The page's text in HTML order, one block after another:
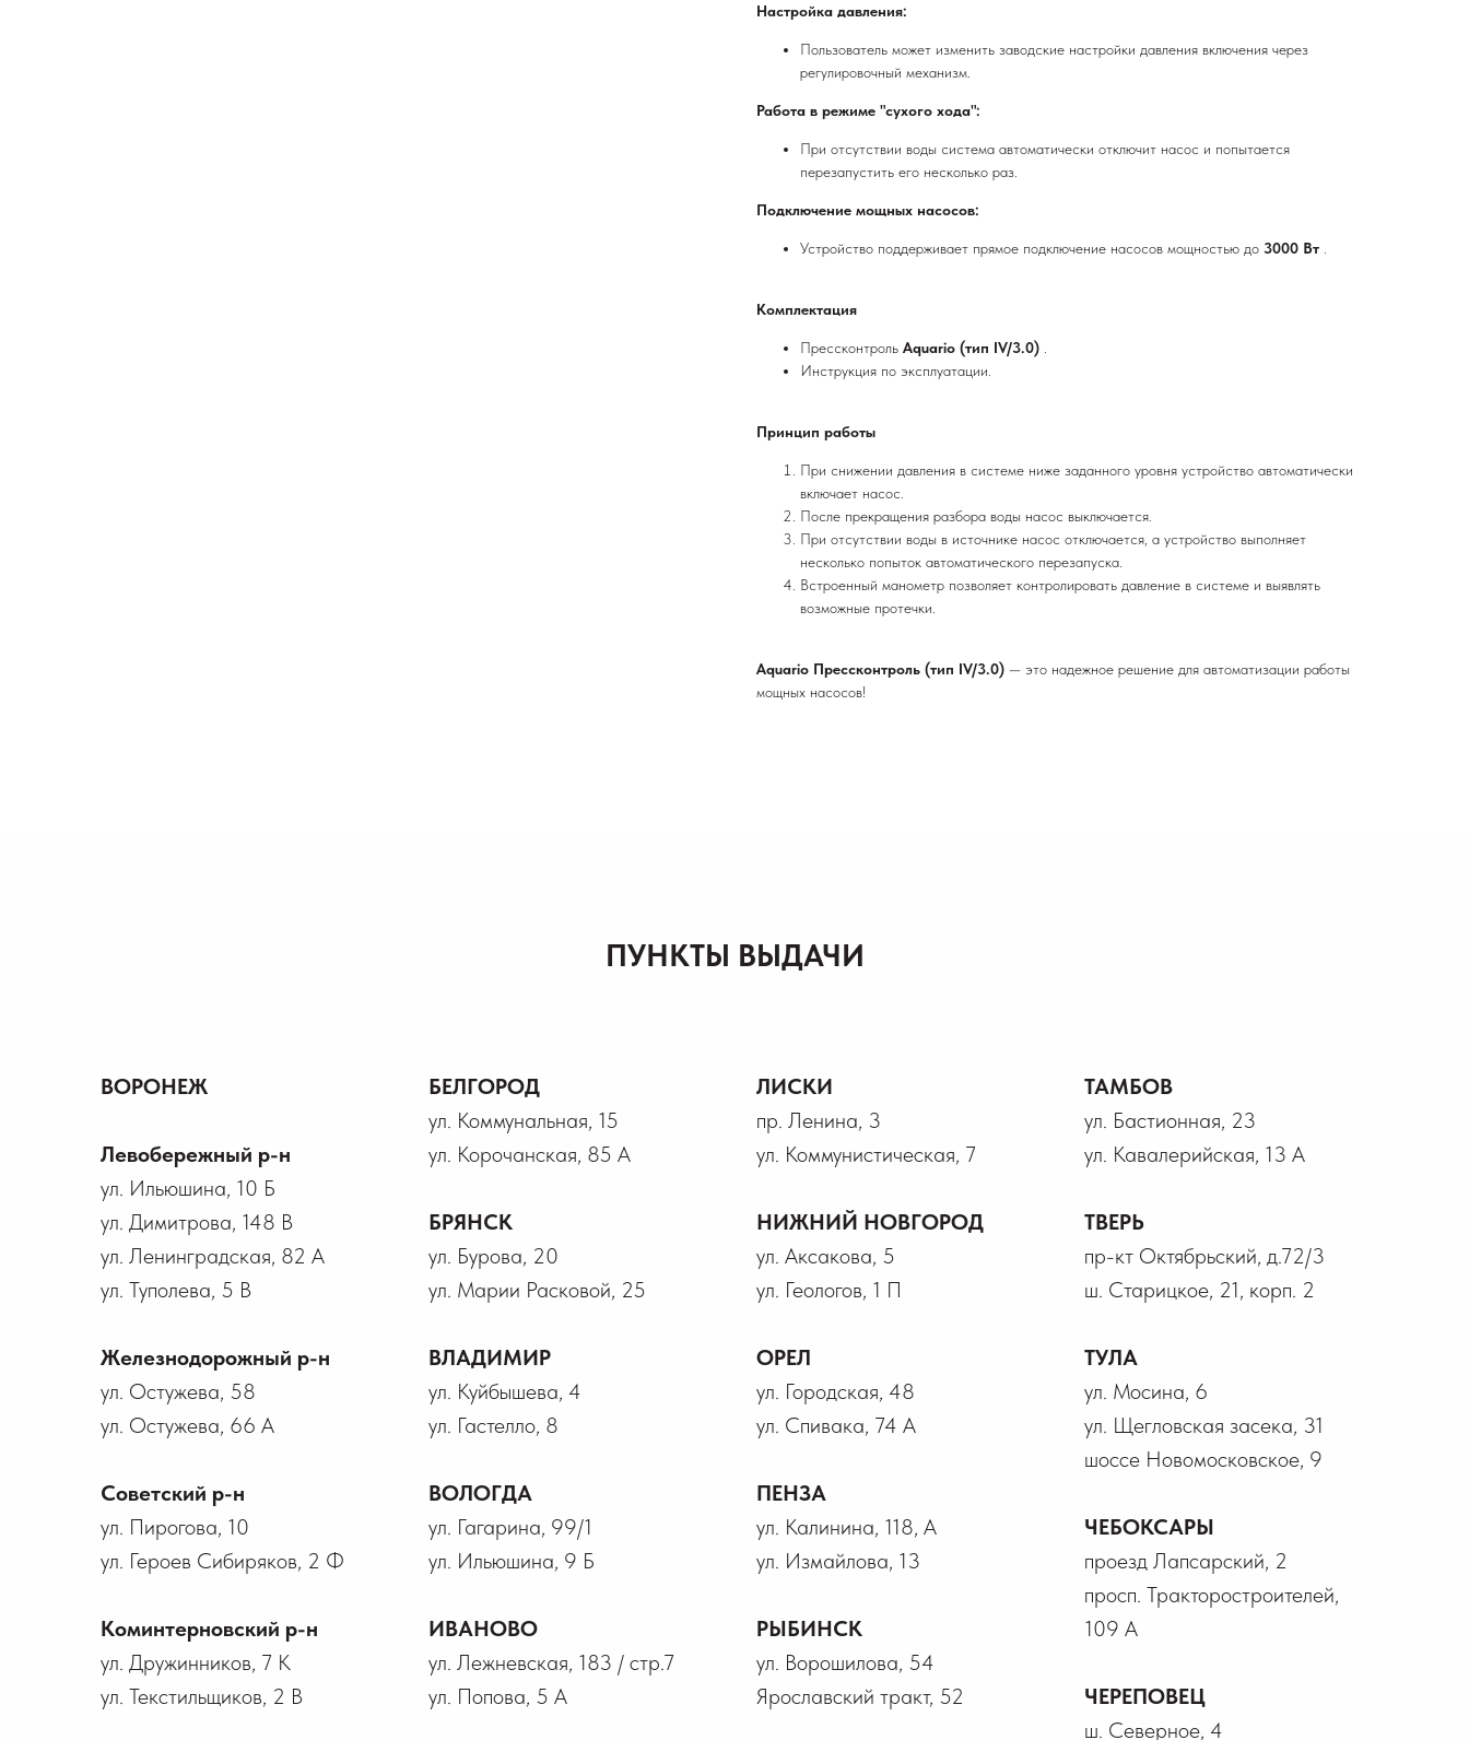
Настройка давления:
Пользователь может изменить заводские настройки давления включения через
регулировочный механизм.
Работа в режиме "сухого хода":
При отсутствии воды система автоматически отключит насос и попытается
перезапустить его несколько раз.
Подключение мощных насосов:
Устройство поддерживает прямое подключение насосов мощностью до 3000 Вт
Комплектация
Прессконтроль Aquario (тип IV/3.0)
Инструкция по эксплуатации.
Принцип работы
При снижении давления в системе ниже заданного уровня устройство автоматически
включает насос.
После прекращения разбора воды насос выключается.
При отсутствии воды в источнике насос отключается, а устройство выполняет
несколько попыток автоматического перезапуска.
Встроенный манометр позволяет контролировать давление в системе и выявлять
возможные протечки.
Aquario Прессконтроль (тип IV/3.0) — это надежное решение для автоматизации работы
мощных насосов!
ПУНКТЫ ВЫДАЧИ
ВОРОНЕЖ
Левобережный р-н
ул. Ильюшина, 10 Б
ул. Димитрова, 148 В
ул. Ленинградская, 82 А
ул. Туполева, 5 В
Железнодорожный р-н
ул. Остужева, 58
ул. Остужева, 66 А
Советский р-н
ул. Пирогова, 10
ул. Героев Сибиряков, 2 Ф
Коминтерновский р-н
ул. Дружинников, 7 К
ул. Текстильщиков, 2 В
БЕЛГОРОД
ул. Коммунальная, 15
ул. Корочанская, 85 А
БРЯНСК
ул. Бурова, 20
ул. Марии Расковой, 25
ВЛАДИМИР
ул. Куйбышева, 4
ул. Гастелло, 8
ВОЛОГДА
ул. Гагарина, 99/1
ул. Ильюшина, 9 Б
ИВАНОВО
ул. Лежневская, 183 / стр.7
ул. Попова, 5 А
ЛИСКИ
пр. Ленина, 3
ул. Коммунистическая, 7
НИЖНИЙ НОВГОРОД
ул. Аксакова, 5
ул. Геологов, 1 П
ОРЕЛ
ул. Городская, 48
ул. Спивака, 74 А
ПЕНЗА
ул. Калинина, 118, А
ул. Измайлова, 13
РЫБИНСК
ул. Ворошилова, 54
Ярославский тракт, 52
ТАМБОВ
ул. Бастионная, 23
ул. Кавалерийская, 13 А
ТВЕРЬ
пр-кт Октябрьский, д.72/3
ш. Старицкое, 21, корп. 2
ТУЛА
ул. Мосина, 6
ул. Щегловская засека, 31
шоссе Новомосковское, 9
ЧЕБОКСАРЫ
проезд Лапсарский, 2
просп. Тракторостроителей,
109 А
ЧЕРЕПОВЕЦ
ш. Северное, 4